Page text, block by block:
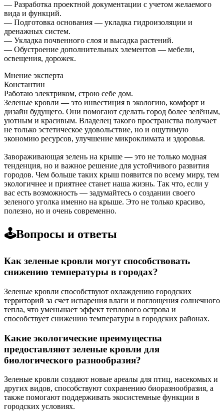
— Разработка проектной документации с учетом желаемого
вида и функций.
— Подготовка основания — укладка гидроизоляции и
дренажных систем.
— Укладка почвенного слоя и высадка растений.
— Обустроение дополнительных элементов — мебели,
освещения, дорожек.
Мнение эксперта
Константин
Работаю электриком, строю себе дом.
Зеленые кровли — это инвестиция в экологию, комфорт и
дизайн будущего. Они помогают сделать город более зелёным,
уютным и красивым. Владелец такого пространства получает
не только эстетическое удовольствие, но и ощутимую
экономию ресурсов, улучшение микроклимата и здоровья.
Завораживающая зелень на крыше — это не только модная
тенденция, но и важное решение для устойчивого развития
городов. Чем больше таких крыш появится по всему миру, тем
экологичнее и приятнее станет наша жизнь. Так что, если у
вас есть возможность — задумайтесь о создании своего
зеленого уголка именно на крыше. Это не только красиво,
полезно, но и очень современно.
🕹️Вопросы и ответы
Как зеленые кровли могут способствовать
снижению температуры в городах?
Зеленые кровли способствуют охлаждению городских
территорий за счет испарения влаги и поглощения солнечного
тепла, что уменьшает эффект теплового острова и
способствует снижению температуры в городских районах.
Какие экологические преимущества
предоставляют зеленые кровли для
биологического разнообразия?
Зеленые кровли создают новые ареалы для птиц, насекомых и
других видов, способствуют сохранению биоразнообразия, а
также помогают поддерживать экосистемные функции в
городских условиях.